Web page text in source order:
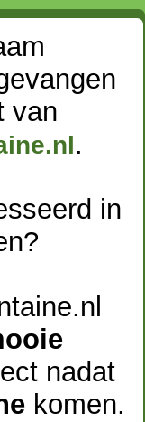
van
.
in
nadat
komen.